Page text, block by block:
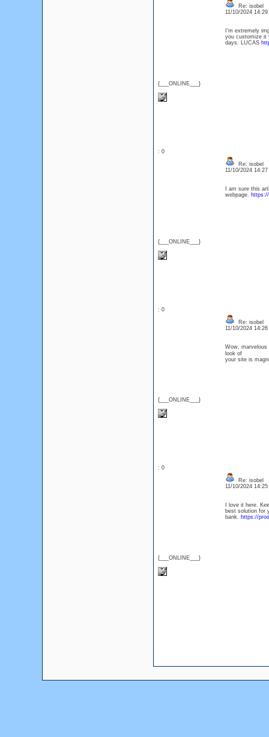
{___ONLINE___}
Re: isobel
11/10/2024
I’m extremely
you customize it
days. LUCAS
: 0
{___ONLINE___}
Re: isobel
11/10/2024
I am sure this
webpage.
: 0
{___ONLINE___}
Re: isobel
11/10/2024
Wow, marvelous
look of
уour site іs
: 0
{___ONLINE___}
Re: isobel
11/10/2024
I love it here.
best solution for
bank. https://